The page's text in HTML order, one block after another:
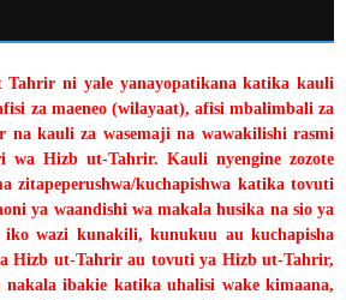
ni yale yanayopatikana katika kauli
za maeneo (wilayaat), afisi mbalimbali za
na kauli za wasemaji na wawakilishi rasmi
wa Hizb ut-Tahrir. Kauli nyengine zozote
zitapeperushwa/kuchapishwa katika tovuti
ya waandishi wa makala husika na sio ya
wazi kunakili, kunukuu au kuchapisha
Hizb ut-Tahrir au tovuti ya Hizb ut-Tahrir,
ibakie katika uhalisi wake kimaana,